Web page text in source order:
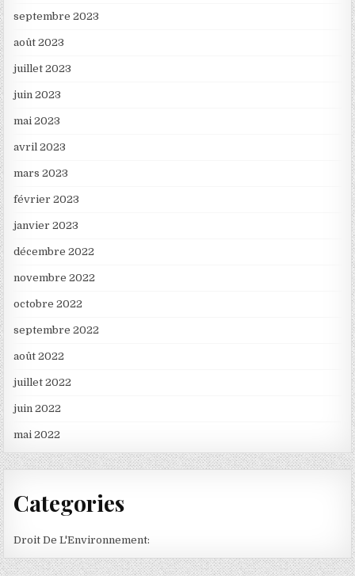
septembre 2023
août 2023
juillet 2023
juin 2023
mai 2023
avril 2023
mars 2023
février 2023
janvier 2023
décembre 2022
novembre 2022
octobre 2022
septembre 2022
août 2022
juillet 2022
juin 2022
mai 2022
Categories
Droit De L'Environnement: